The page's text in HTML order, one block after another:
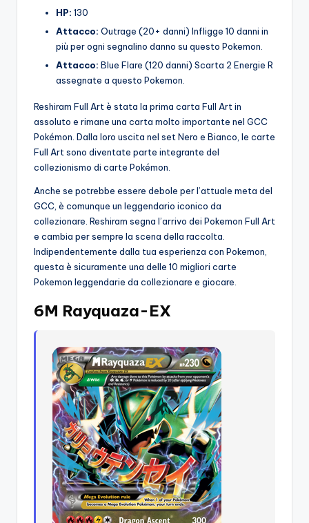
HP: 130
Attacco: Outrage (20+ danni) Infligge 10 danni in
più per ogni segnalino danno su questo Pokemon.
Attacco: Blue Flare (120 danni) Scarta 2 Energie R
assegnate a questo Pokemon.
Reshiram Full Art è stata la prima carta Full Art in
assoluto e rimane una carta molto importante nel GCC
Pokémon. Dalla loro uscita nel set Nero e Bianco, le carte
Full Art sono diventate parte integrante del
collezionismo di carte Pokémon.
Anche se potrebbe essere debole per l’attuale meta del
GCC, è comunque un leggendario iconico da
collezionare. Reshiram segna l’arrivo dei Pokemon Full Art
e cambia per sempre la scena della raccolta.
Indipendentemente dalla tua esperienza con Pokemon,
questa è sicuramente una delle 10 migliori carte
Pokemon leggendarie da collezionare e giocare.
6M Rayquaza-EX